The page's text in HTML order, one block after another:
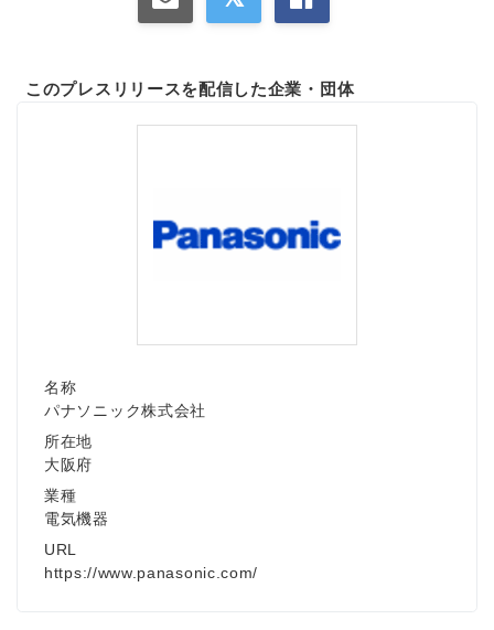
このプレスリリースを配信した企業・団体
名称
パナソニック株式会社
所在地
大阪府
業種
電気機器
URL
https://www.panasonic.com/
Japanese